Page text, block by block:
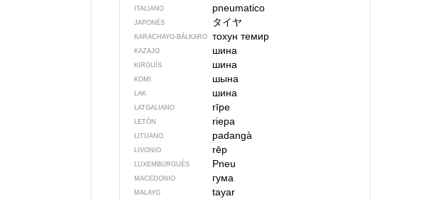
ITALIANO pneumatico
JAPONÉS タイヤ
KARACHAYO-BÁLKARO тохун темир
KAZAJO шина
KIRGUÍS шина
KOMI шына
LAK шина
LATGALIANO rīpe
LETÓN riepa
LITUANO padangà
LIVONIO rēp
LUXEMBURGUÉS Pneu
MACEDONIO гума
MALAYO tayar